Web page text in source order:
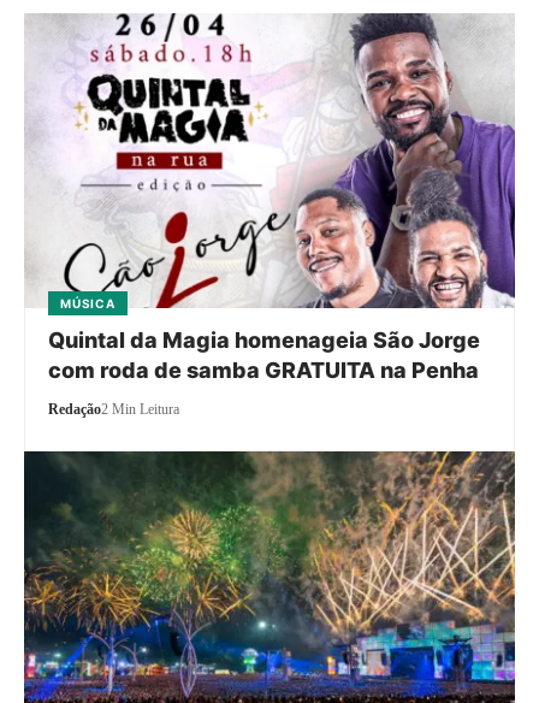
MÚSICA
Quintal da Magia homenageia São Jorge
com roda de samba GRATUITA na Penha
Redação2 Min Leitura